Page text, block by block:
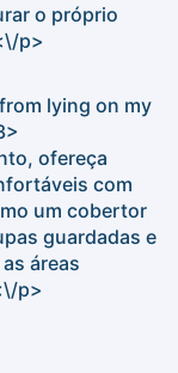
o próprio
p>
lying on my
ofereça
com
um cobertor
guardadas e
áreas
p>